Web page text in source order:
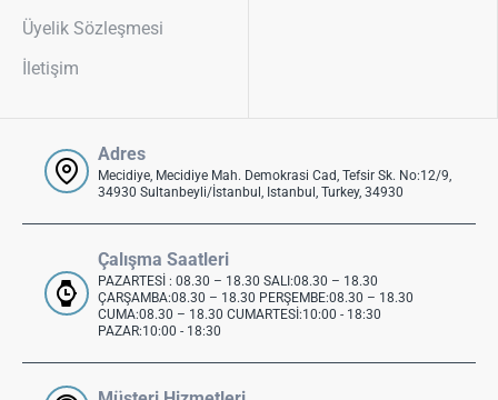
Üyelik Sözleşmesi
İletişim
Adres
Mecidiye, Mecidiye Mah. Demokrasi Cad, Tefsir Sk. No:12/9,
34930 Sultanbeyli/İstanbul, Istanbul, Turkey, 34930
Çalışma Saatleri
PAZARTESİ : 08.30 – 18.30 SALI:08.30 – 18.30
ÇARŞAMBA:08.30 – 18.30 PERŞEMBE:08.30 – 18.30
CUMA:08.30 – 18.30 CUMARTESİ:10:00 - 18:30
PAZAR:10:00 - 18:30